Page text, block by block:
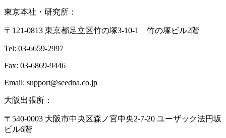
東京本社・研究所：
〒121-0813 東京都足立区竹の塚3-10-1 竹の塚ビル2階
Tel: 03-6659-2997
Fax: 03-6869-9446
Email: support@seedna.co.jp
大阪出張所：
〒540-0003 大阪市中央区森ノ宮中央2-7-20 ユーザック法円坂
ビル6階